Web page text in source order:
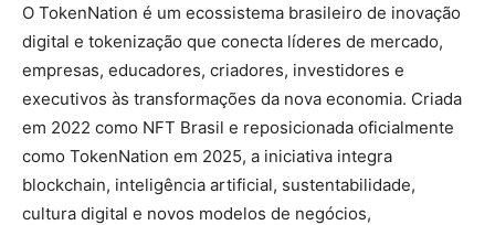
O TokenNation é um ecossistema brasileiro de inovação
digital e tokenização que conecta líderes de mercado,
empresas, educadores, criadores, investidores e
executivos às transformações da nova economia. Criada
em 2022 como NFT Brasil e reposicionada oficialmente
como TokenNation em 2025, a iniciativa integra
blockchain, inteligência artificial, sustentabilidade,
cultura digital e novos modelos de negócios,